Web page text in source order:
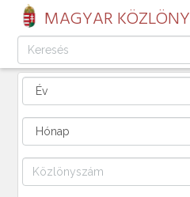
MAGYAR KÖZLÖNY